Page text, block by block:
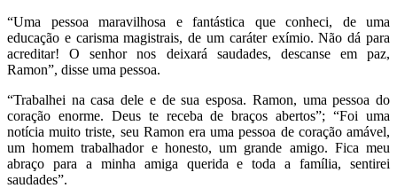
“Uma pessoa maravilhosa e fantástica que conheci, de uma
educação e carisma magistrais, de um caráter exímio. Não dá para
acreditar! O senhor nos deixará saudades, descanse em paz,
Ramon”, disse uma pessoa.
“Trabalhei na casa dele e de sua esposa. Ramon, uma pessoa do
coração enorme. Deus te receba de braços abertos”; “Foi uma
notícia muito triste, seu Ramon era uma pessoa de coração amável,
um homem trabalhador e honesto, um grande amigo. Fica meu
abraço para a minha amiga querida e toda a família, sentirei
saudades”.